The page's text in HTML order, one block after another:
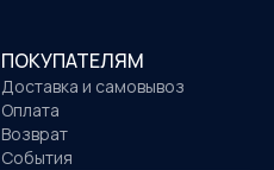
ПОКУПАТЕЛЯМ
Доставка и самовывоз
Оплата
Возврат
События